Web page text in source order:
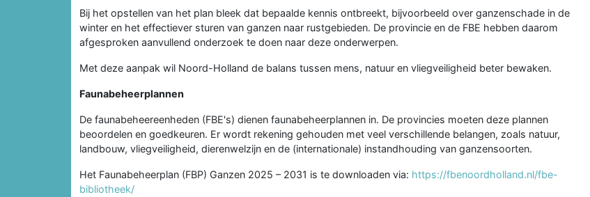
Bij het opstellen van het plan bleek dat bepaalde kennis ontbreekt, bijvoorbeeld over ganzenschade in de
winter en het effectiever sturen van ganzen naar rustgebieden. De provincie en de FBE hebben daarom
afgesproken aanvullend onderzoek te doen naar deze onderwerpen.
Met deze aanpak wil Noord-Holland de balans tussen mens, natuur en vliegveiligheid beter bewaken.
Faunabeheerplannen
De faunabeheereenheden (FBE's) dienen faunabeheerplannen in. De provincies moeten deze plannen
beoordelen en goedkeuren. Er wordt rekening gehouden met veel verschillende belangen, zoals natuur,
landbouw, vliegveiligheid, dierenwelzijn en de (internationale) instandhouding van ganzensoorten.
Het Faunabeheerplan (FBP) Ganzen 2025 – 2031 is te downloaden via: https://fbenoordholland.nl/fbe-
bibliotheek/